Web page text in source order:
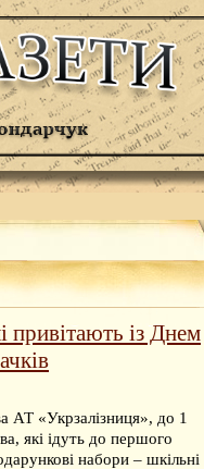
привітають із Днем
АТ «Укрзалізниця», до 1
які ідуть до першого
набори – шкільні